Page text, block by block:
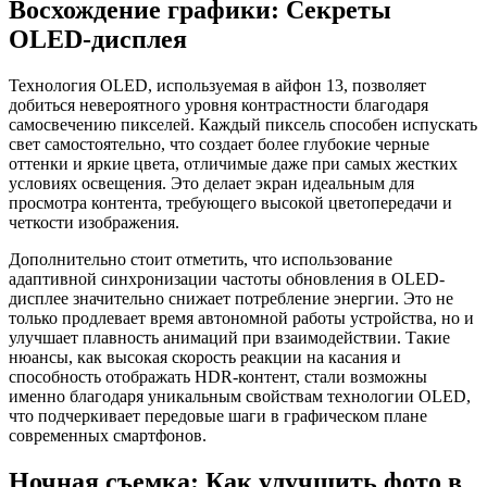
Восхождение графики: Секреты
OLED-дисплея
Технология OLED, используемая в айфон 13, позволяет
добиться невероятного уровня контрастности благодаря
самосвечению пикселей. Каждый пиксель способен испускать
свет самостоятельно, что создает более глубокие черные
оттенки и яркие цвета, отличимые даже при самых жестких
условиях освещения. Это делает экран идеальным для
просмотра контента, требующего высокой цветопередачи и
четкости изображения.
Дополнительно стоит отметить, что использование
адаптивной синхронизации частоты обновления в OLED-
дисплее значительно снижает потребление энергии. Это не
только продлевает время автономной работы устройства, но и
улучшает плавность анимаций при взаимодействии. Такие
нюансы, как высокая скорость реакции на касания и
способность отображать HDR-контент, стали возможны
именно благодаря уникальным свойствам технологии OLED,
что подчеркивает передовые шаги в графическом плане
современных смартфонов.
Ночная съемка: Как улучшить фото в